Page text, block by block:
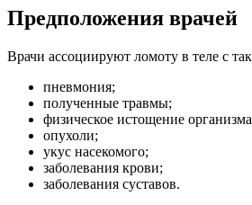
Предположения врачей
Врачи ассоциируют ломоту в теле с
пневмония;
полученные травмы;
физическое истощение
опухоли;
укус насекомого;
заболевания крови;
заболевания суставов.